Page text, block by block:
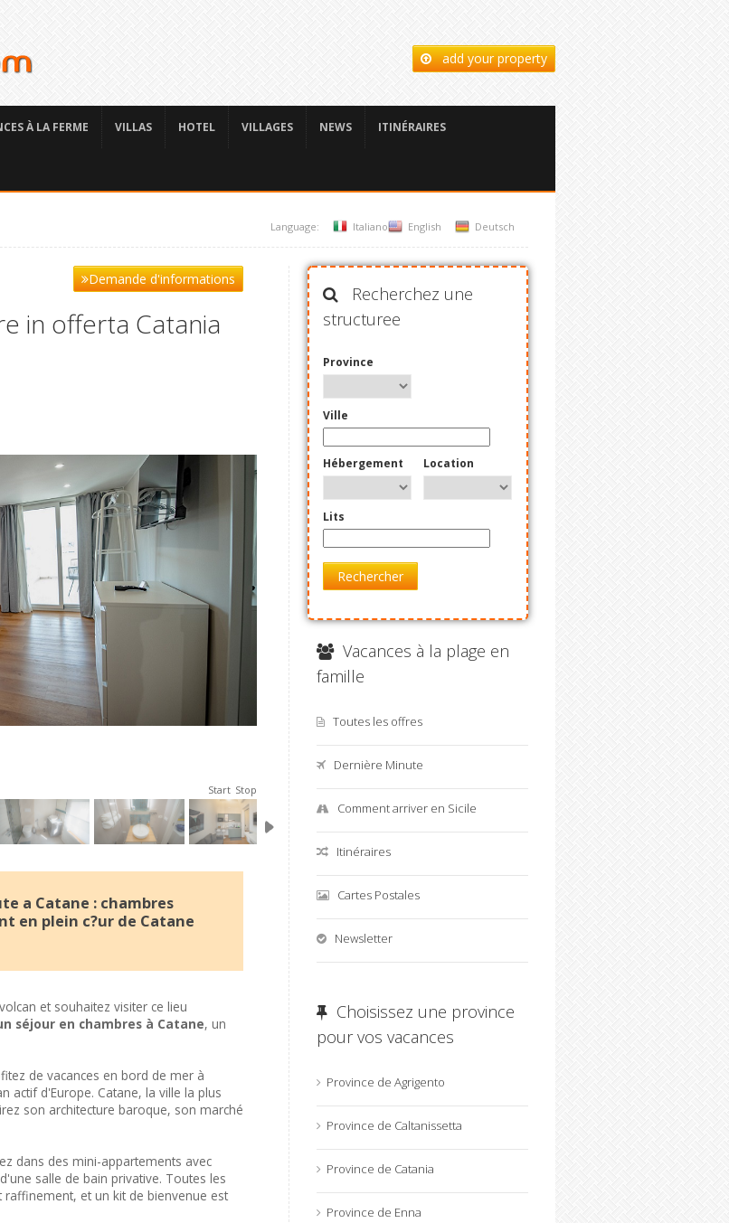
add your property
À LA FERME VILLAS HOTEL VILLAGES NEWS ITINÉRAIRES
Language: Italiano English Deutsch
Demande d'informations
in offerta Catania
Start Stop
a Catane : chambres
en plein c?ur de Catane
et souhaitez visiter ce lieu
séjour en chambres à Catane, un
de vacances en bord de mer à
actif d'Europe. Catane, la ville la plus
son architecture baroque, son marché
dans des mini-appartements avec
salle de bain privative. Toutes les
et un kit de bienvenue est
Recherchez une
structuree
Province
Ville
Hébergement Location
Lits
Rechercher
Vacances à la plage en
famille
Toutes les offres
Dernière Minute
Comment arriver en Sicile
Itinéraires
Cartes Postales
Newsletter
Choisissez une province
pour vos vacances
Province de Agrigento
Province de Caltanissetta
Province de Catania
Province de Enna